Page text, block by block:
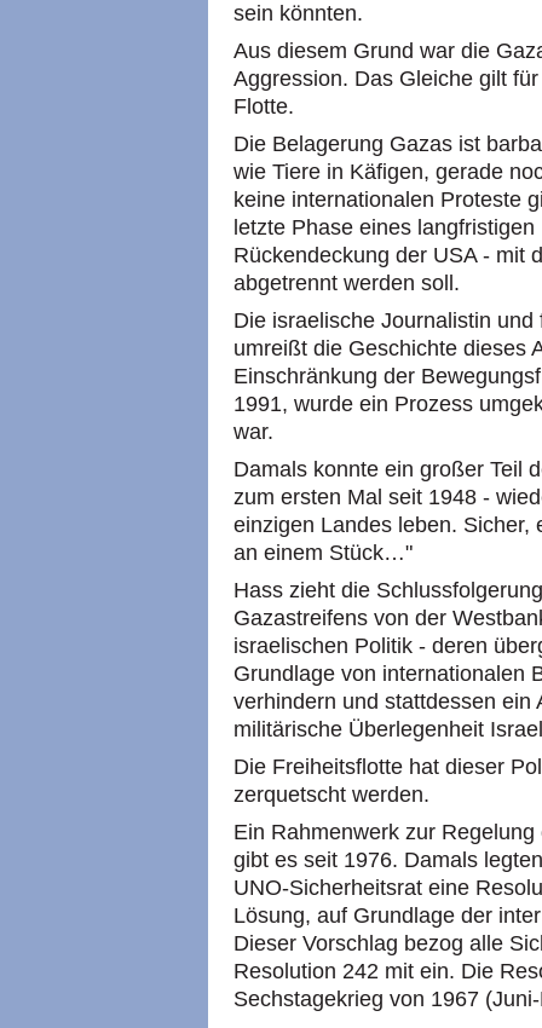
sein könnten.
Aus diesem Grund war die
Aggression. Das Gleiche gilt
Flotte.
Die Belagerung Gazas ist
wie Tiere in Käfigen, gerade
keine internationalen Proteste
letzte Phase eines
Rückendeckung der USA - mit
abgetrennt werden soll.
Die israelische Journalistin
umreißt die Geschichte dieses
Einschränkung der
1991, wurde ein Prozess
war.
Damals konnte ein großer Teil
zum ersten Mal seit 1948 -
einzigen Landes leben. Sicher,
an einem Stück…"
Hass zieht die
Gazastreifens von der
israelischen Politik - deren
Grundlage von internationalen
verhindern und stattdessen ein
militärische Überlegenheit
Die Freiheitsflotte hat dieser
zerquetscht werden.
Ein Rahmenwerk zur
gibt es seit 1976. Damals
UNO-Sicherheitsrat eine
Lösung, auf Grundlage der
Dieser Vorschlag bezog alle
Resolution 242 mit ein. Die
Sechstagekrieg von 1967